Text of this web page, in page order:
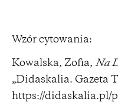
Wzór cytowania:
Kowalska, Zofia, Na
„Didaskalia. Gazeta
https://didaskalia.pl/